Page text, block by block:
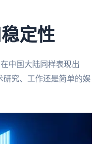
定性
中国大陆同样表现出
研究、工作还是简单的娱